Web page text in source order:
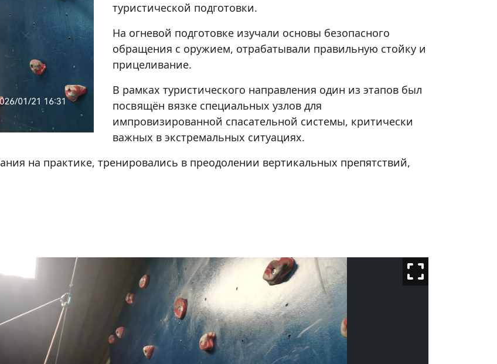
туристической подготовки.
На огневой подготовке изучали основы безопасного
обращения с оружием, отрабатывали правильную стойку и
прицеливание.
В рамках туристического направления один из этапов был
посвящён вязке специальных узлов для
импровизированной спасательной системы, критически
важных в экстремальных ситуациях.
на практике, тренировались в преодолении вертикальных препятствий,